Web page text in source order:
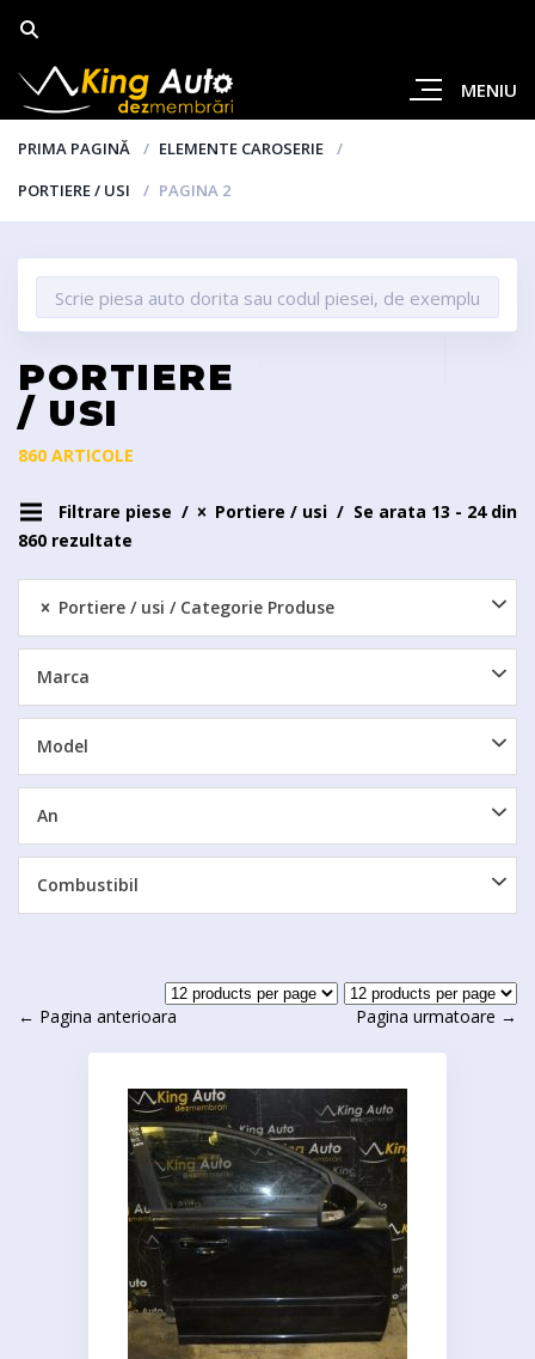
MENIU
PRIMA PAGINĂ
ELEMENTE CAROSERIE
PORTIERE / USI
PAGINA 2
PORTIERE
/ USI
860 ARTICOLE
Filtrare piese Portiere / usi
Se arata 13 - 24 din
860 rezultate
Portiere / usi Categorie Produse
Marca
Model
An
Combustibil
← Pagina anterioara Pagina urmatoare →